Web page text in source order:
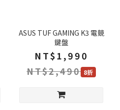
ASUS TUF GAMING K3 電競
鍵盤
NT$1,990
NT$2,490 8折